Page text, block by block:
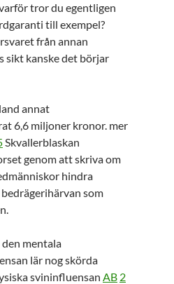
tror du egentligen
till exempel?
från annan
sikt kanske det börjar
annat
6,6 miljoner kronor. mer
Skvallerblaskan
genom att skriva om
hindra
som
mentala
lär nog skörda
svininfluensan AB 2